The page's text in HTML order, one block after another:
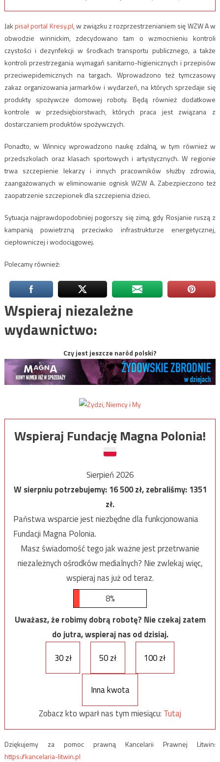
Jakpisał portal Kresy.pl, w związku z rozprzestrzenianiem się WZW A w
obwodzie winnickim, zdecydowano tam o wzmocnieniu kontroli
czystości i dezynfekcji w środkach transportu publicznego, a także
kontroli przestrzegania wymagań sanitarno-higienicznych i przepisów
przeciwepidemicznych na targach. Wprowadzono też tymczasowy
zakaz organizowania jarmarków i wydarzeń, na których sprzedaje się
produkty spożywcze domowej roboty. Będą również dodatkowe
kontrole w przedsiębiorstwach, których praca jest związana z
dostarczaniem produktów spożywczych.
Ponadto, w Winnicy wprowadzono naukę zdalną, w tym również w
przedszkolach oraz klasach sportowych i artystycznych. W regionie
trwa szczepienie lekarzy i innych pracowników służby zdrowia,
zaangażowanych w eliminowanie ognisk WZW A. Zabezpieczono też
zaopatrzenie szczepionek dla szczepienia dzieci.
Sytuacja najprawdopodobniej pogorszy się zimą, gdy Rosjanie ruszą z
kampanią powietrzną przeciwko infrastrukturze energetycznej,
ciepłowniczej i wodociągowej.
Polecamy również:
Wspieraj niezależne
wydawnictwo:
Czy jest jeszcze naród polski?
Wspieraj Fundację Magna Polonia!
Sierpień 2026
W sierpniu potrzebujemy:16 500zł, zebraliśmy:1351
zł.
Państwa wsparcie jest niezbędne dla funkcjonowania
Fundacji Magna Polonia.
Masz świadomość tego jak ważne jest przetrwanie
niezależnych ośrodków medialnych? Nie zwlekaj więc,
wspieraj nas już od teraz.
8%
Uważasz, że robimy dobrą robotę? Nie czekaj zatem
do jutra, wspieraj nas od dzisiaj.
30 zł
50 zł 100 zł
Inna kwota
Zobacz kto wparł nas tym miesiącu: Tutaj
Dziękujemy za pomoc prawną Kancelarii Prawnej Litwin:
https://kancelaria-litwin.pl